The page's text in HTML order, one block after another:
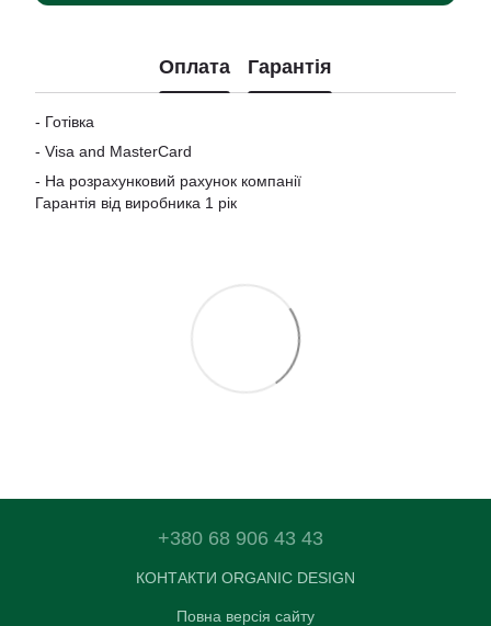
Оплата Гарантія
- Готівка
- Visa and MasterCard
- На розрахунковий рахунок компанії
Гарантія від виробника 1 рік
+380 68 906 43 43
КОНТАКТИ ORGANIC DESIGN
Повна версія сайту